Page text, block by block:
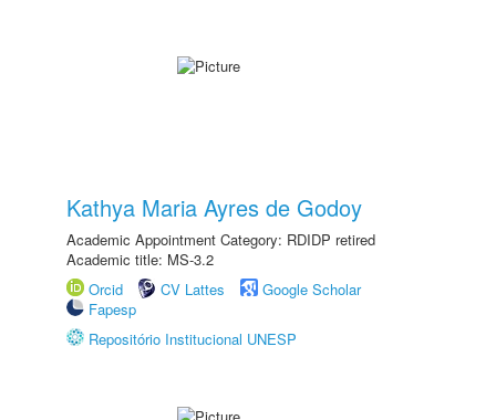
Kathya Maria Ayres de Godoy
Academic Appointment Category: RDIDP retired
Academic title: MS-3.2
Orcid
CV Lattes
Google Scholar
Fapesp
Repositório Institucional UNESP